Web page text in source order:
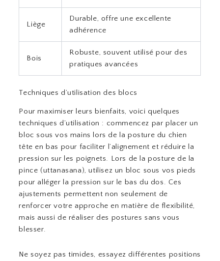
Liège
Durable, offre une excellente
adhérence
Bois
Robuste, souvent utilisé pour des
pratiques avancées
Techniques d’utilisation des blocs
Pour maximiser leurs bienfaits, voici quelques
techniques d’utilisation : commencez par placer un
bloc sous vos mains lors de la posture du chien
tête en bas pour faciliter l’alignement et réduire la
pression sur les poignets. Lors de la posture de la
pince (uttanasana), utilisez un bloc sous vos pieds
pour alléger la pression sur le bas du dos. Ces
ajustements permettent non seulement de
renforcer votre approche en matière de flexibilité,
mais aussi de réaliser des postures sans vous
blesser.
Ne soyez pas timides, essayez différentes positions